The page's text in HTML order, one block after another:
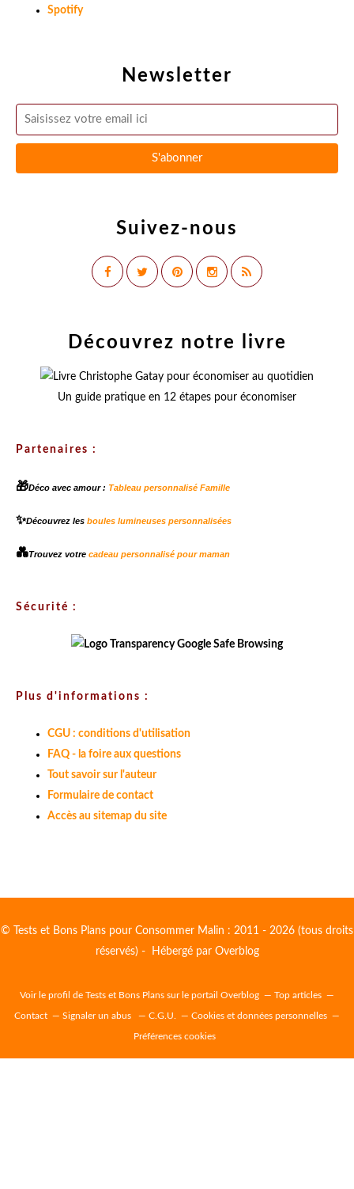
Newsletter
Suivez-nous
Spotify
Découvrez notre livre
Un guide pratique en 12 étapes pour économiser
Partenaires :
🎁Déco avec amour : Tableau personnalisé Famille
✨Découvrez les boules lumineuses personnalisées
💑Trouvez votre cadeau personnalisé pour maman
Sécurité :
Plus d'informations :
CGU : conditions d'utilisation
FAQ - la foire aux questions
Tout savoir sur l'auteur
Formulaire de contact
Accès au sitemap du site
© Tests et Bons Plans pour Consommer Malin : 2011 - 2026 (tous droits
réservés) - Hébergé par Overblog
Voir le profil de Tests et Bons Plans sur le portail Overblog Top articles
Contact Signaler un abus C.G.U. Cookies et données personnelles
Préférences cookies